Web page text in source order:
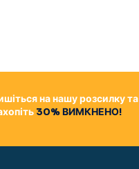
на нашу розсилку та
30% ВИМКНЕНО!